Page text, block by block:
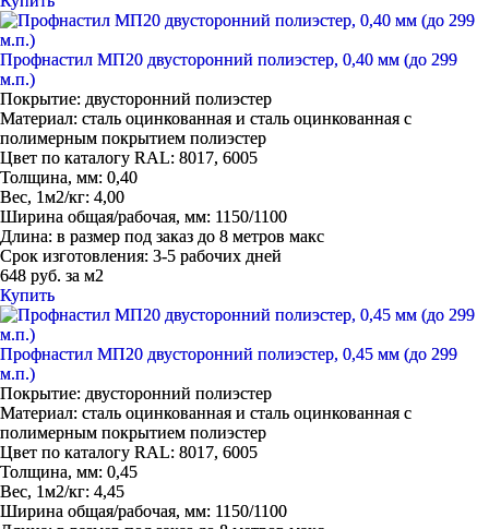
Профнастил МП20 двусторонний полиэстер, 0,40 мм (до 299
м.п.)
Покрытие: двусторонний полиэстер
Материал: сталь оцинкованная и сталь оцинкованная с
полимерным покрытием полиэстер
Цвет по каталогу RAL: 8017, 6005
Толщина, мм: 0,40
Вес, 1м2/кг: 4,00
Ширина общая/рабочая, мм: 1150/1100
Длина: в размер под заказ до 8 метров макс
Срок изготовления: 3-5 рабочих дней
648 руб. за м2
Купить
Профнастил МП20 двусторонний полиэстер, 0,45 мм (до 299
м.п.)
Покрытие: двусторонний полиэстер
Материал: сталь оцинкованная и сталь оцинкованная с
полимерным покрытием полиэстер
Цвет по каталогу RAL: 8017, 6005
Толщина, мм: 0,45
Вес, 1м2/кг: 4,45
Ширина общая/рабочая, мм: 1150/1100